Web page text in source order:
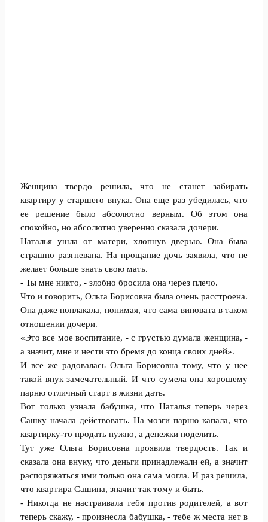
Женщина твердо решила, что не станет забирать
квартиру у старшего внука. Она еще раз убедилась, что
ее решение было абсолютно верным. Об этом она
спокойно, но абсолютно уверенно сказала дочери.
Наталья ушла от матери, хлопнув дверью. Она была
страшно разгневана. На прощание дочь заявила, что не
желает больше знать свою мать.
- Ты мне никто, - злобно бросила она через плечо.
Что и говорить, Ольга Борисовна была очень расстроена.
Она даже поплакала, понимая, что сама виновата в таком
отношении дочери.
«Это все мое воспитание, - с грустью думала женщина, -
а значит, мне и нести это бремя до конца своих дней».
И все же радовалась Ольга Борисовна тому, что у нее
такой внук замечательный. И что сумела она хорошему
парню отличный старт в жизни дать.
Вот только узнала бабушка, что Наталья теперь через
Сашку начала действовать. На мозги парню капала, что
квартирку-то продать нужно, а денежки поделить.
Тут уже Ольга Борисовна проявила твердость. Так и
сказала она внуку, что деньги принадлежали ей, а значит
распоряжаться ими только она сама могла. И раз решила,
что квартира Сашина, значит так тому и быть.
- Никогда не настраивала тебя против родителей, а вот
теперь скажу, - произнесла бабушка, - тебе ж места нет в